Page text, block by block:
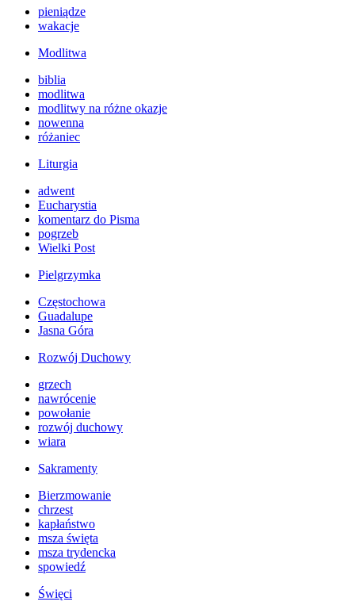
pieniądze
wakacje
Modlitwa
biblia
modlitwa
modlitwy na różne okazje
nowenna
różaniec
Liturgia
adwent
Eucharystia
komentarz do Pisma
pogrzeb
Wielki Post
Pielgrzymka
Częstochowa
Guadalupe
Jasna Góra
Rozwój Duchowy
grzech
nawrócenie
powołanie
rozwój duchowy
wiara
Sakramenty
Bierzmowanie
chrzest
kapłaństwo
msza święta
msza trydencka
spowiedź
Święci